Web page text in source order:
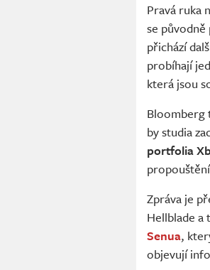
Pravá ruka
se
přichází
probíhají
která jsou
Bloomberg
by studia
portfolia
Zpráva je
Hellblade a
Senua,
objevují